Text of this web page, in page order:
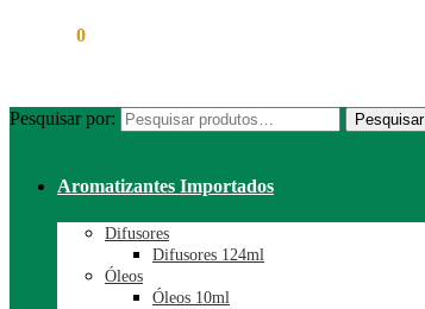
0
Pesquisar por: Pesquisar
Aromatizantes Importados
Difusores
Difusores 124ml
Óleos
Óleos 10ml